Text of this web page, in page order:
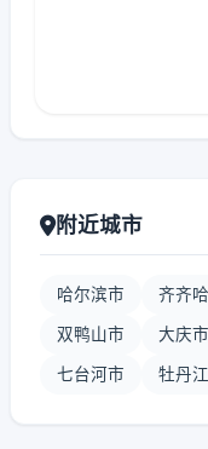
附近城市
哈尔滨市 齐齐
双鸭山市 大庆市
七台河市 牡丹